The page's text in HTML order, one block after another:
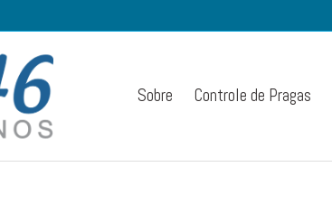
Sobre Controle de Pragas